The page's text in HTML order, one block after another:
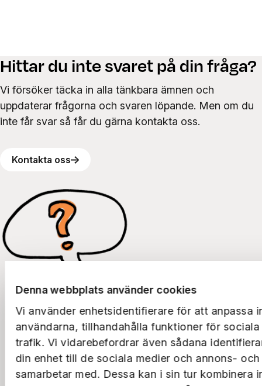
Denna webbplats använder cookies
Vi använder enhetsidentifierare för att anpassa
användarna, tillhandahålla funktioner för
trafik. Vi vidarebefordrar även sådana
din enhet till de sociala medier och annons-
samarbetar med. Dessa kan i sin tur kombinera
Hittar du inte svaret på din fråga?
Vi försöker täcka in alla tänkbara ämnen och
uppdaterar frågorna och svaren löpande. Men om du
inte får svar så får du gärna kontakta oss.
Kontakta oss